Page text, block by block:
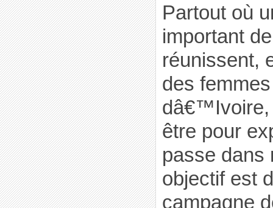
Partout où
important
réunissent,
des
être pour
passe dans
objectif est
campagne